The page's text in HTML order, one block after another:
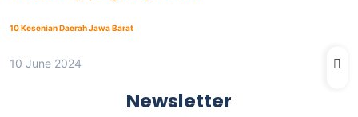
10 Kesenian Daerah Jawa Barat
10 June 2024
Newsletter